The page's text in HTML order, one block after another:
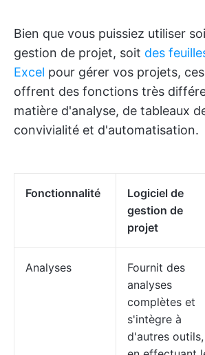
Bien que vous puissiez utiliser
gestion de projet, soit des
Excel pour gérer vos projets,
offrent des fonctions très
matière d'analyse, de tableaux
convivialité et d'automatisation.
Fonctionnalité
Logiciel de
gestion de
projet
Analyses
Fournit des
analyses
complètes et
s'intègre à
d'autres outils,